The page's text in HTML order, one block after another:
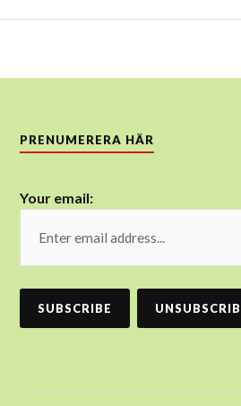
PRENUMERERA HÄR
Your email: